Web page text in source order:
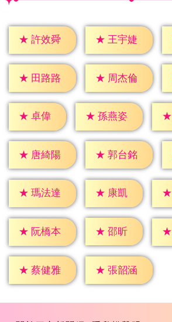
★ 許效舜 ★ 王宇婕
★ 田路路 ★ 周杰倫
★ 卓偉 ★ 孫燕姿 ★
★ 唐綺陽 ★ 郭台銘
★ 瑪法達 ★ 康凱 ★
★ 阮橋本 ★ 邵昕 ★
★ 蔡健雅 ★ 張韶涵